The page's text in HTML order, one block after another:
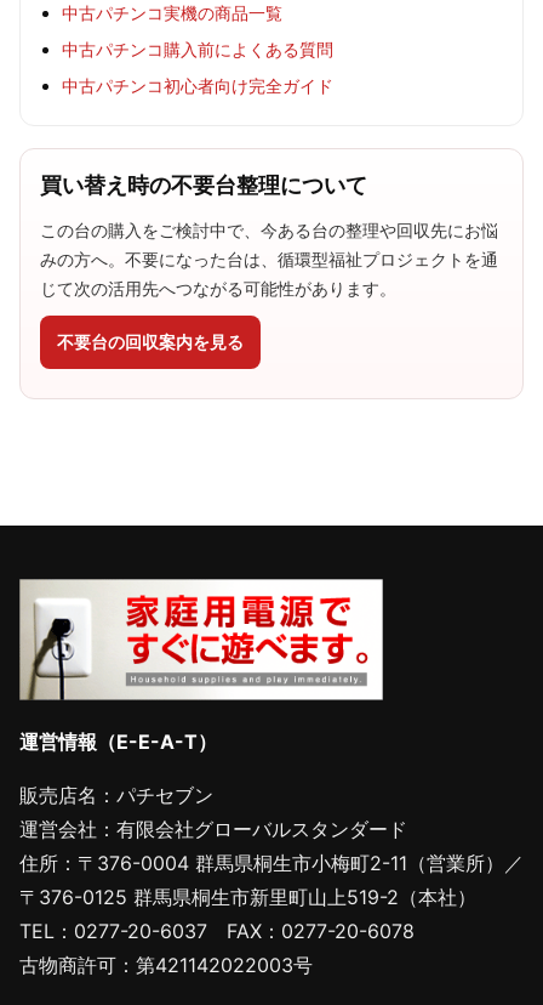
中古パチンコ実機の商品一覧
中古パチンコ購入前によくある質問
中古パチンコ初心者向け完全ガイド
買い替え時の不要台整理について
この台の購入をご検討中で、今ある台の整理や回収先にお悩
みの方へ。不要になった台は、循環型福祉プロジェクトを通
じて次の活用先へつながる可能性があります。
不要台の回収案内を見る
運営情報（E-E-A-T）
販売店名：パチセブン
運営会社：有限会社グローバルスタンダード
住所：〒376-0004 群馬県桐生市小梅町2-11（営業所）／
〒376-0125 群馬県桐生市新里町山上519-2（本社）
TEL：0277-20-6037 FAX：0277-20-6078
古物商許可：第421142022003号